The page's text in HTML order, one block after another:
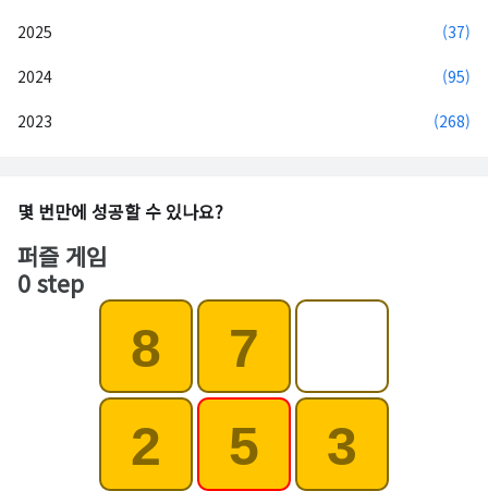
2025 (37)
2024 (95)
2023 (268)
몇 번만에 성공할 수 있나요?
퍼즐 게임
0 step
8
7
2
5
3